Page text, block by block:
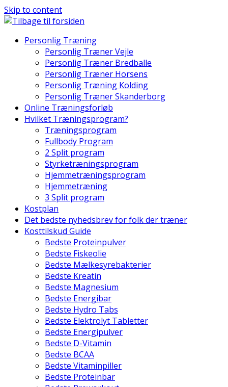
Skip to content
Personlig Træning
Personlig Træner Vejle
Personlig Træner Bredballe
Personlig Træner Horsens
Personlig Træning Kolding
Personlig Træner Skanderborg
Online Træningsforløb
Hvilket Træningsprogram?
Træningsprogram
Fullbody Program
2 Split program
Styrketræningsprogram
Hjemmetræningsprogram
Hjemmetræning
3 Split program
Kostplan
Det bedste nyhedsbrev for folk der træner
Kosttilskud Guide
Bedste Proteinpulver
Bedste Fiskeolie
Bedste Mælkesyrebakterier
Bedste Kreatin
Bedste Magnesium
Bedste Energibar
Bedste Hydro Tabs
Bedste Elektrolyt Tabletter
Bedste Energipulver
Bedste D-Vitamin
Bedste BCAA
Bedste Vitaminpiller
Bedste Proteinbar